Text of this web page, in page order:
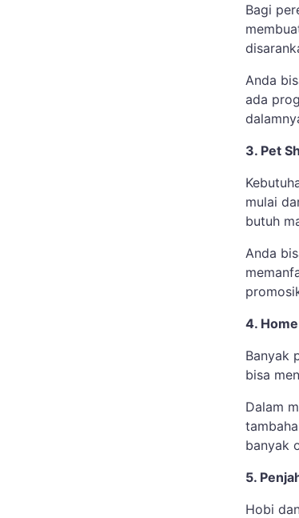
Bagi
Anda
ada
3. Pet
mulai
butuh
Anda
4.
Banyak
bisa
Dalam
banyak
5.
Hobi